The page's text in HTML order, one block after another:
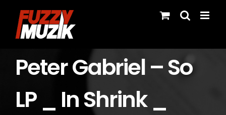
content
Peter Gabriel – So
LP _ In Shrink _